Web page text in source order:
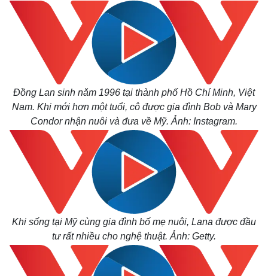
Kinh tế
Bất động sản
Khởi nghiệp
Thị trường
Giá vàng
Tiêu dùng
Tỷ giá
Chứng khoán
Giá cà phê
Đồng Lan sinh năm 1996 tại thành phố Hồ Chí Minh, Việt
Nam. Khi mới hơn một tuổi, cô được gia đình Bob và Mary
Condor nhận nuôi và đưa về Mỹ. Ảnh: Instagram.
Khi sống tại Mỹ cùng gia đình bố mẹ nuôi, Lana được đầu
tư rất nhiều cho nghệ thuật. Ảnh: Getty.